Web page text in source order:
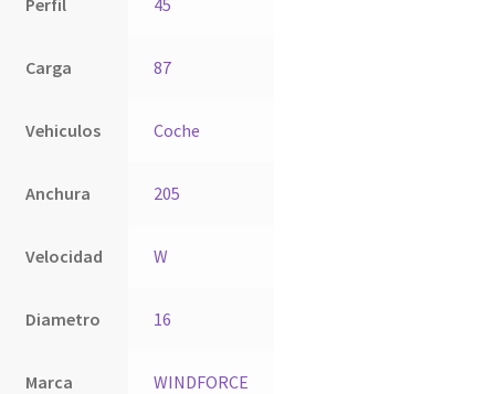
Carga 87
Vehiculos Coche
Anchura 205
Velocidad W
Diametro 16
Marca WINDFORCE